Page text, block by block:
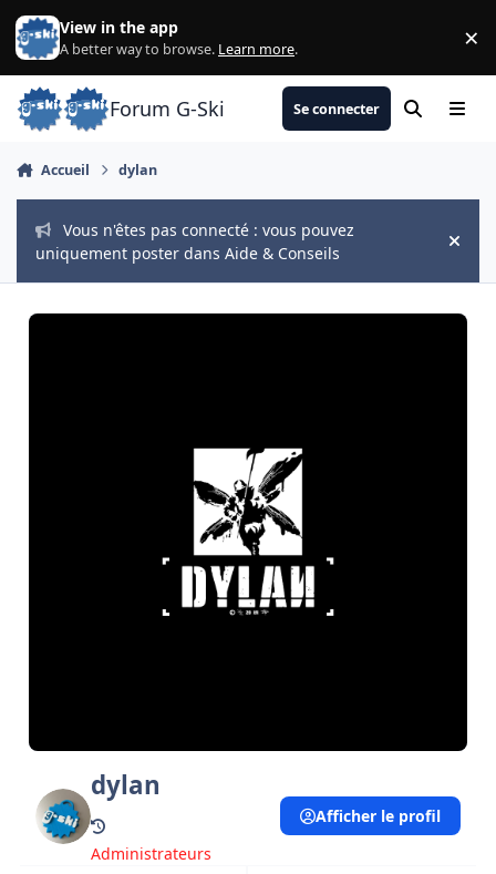
Aller au contenu
View in the app
A better way to browse. Learn more. ×
Forum G-Ski Se connecter Rechercher
Menu
Accueil dylan
Vous n'êtes pas connecté : vous pouvez
uniquement poster dans Aide & Conseils
Hide
dylan
Administrateurs
Afficher le profil